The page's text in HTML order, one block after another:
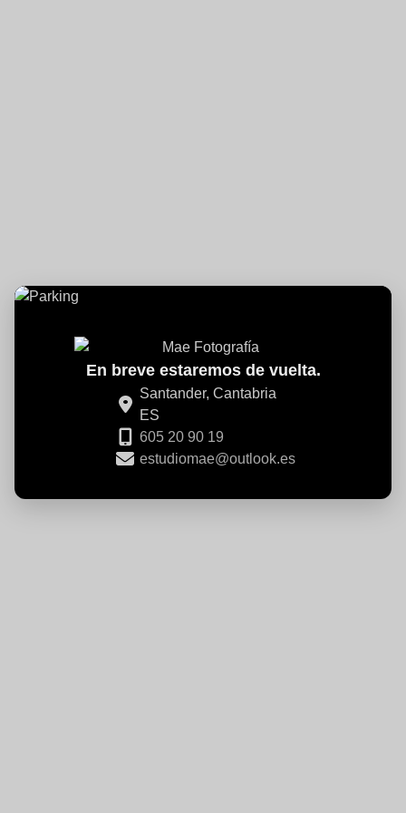
En breve estaremos de vuelta.
Santander, Cantabria
ES
605 20 90 19
estudiomae@outlook.es